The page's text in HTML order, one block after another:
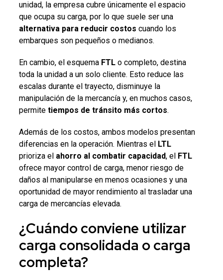
unidad, la empresa cubre únicamente el espacio
que ocupa su carga, por lo que suele ser una
alternativa para reducir costos cuando los
embarques son pequeños o medianos.
En cambio, el esquema FTLo completo, destina
toda la unidad a un solo cliente. Esto reduce las
escalas durante el trayecto, disminuye la
manipulación de la mercancía y, en muchos casos,
permite tiempos de tránsito más cortos.
Además de los costos, ambos modelos presentan
diferencias en la operación. Mientras el LTL
prioriza el ahorro al combatir capacidad, el FTL
ofrece mayor control de carga, menor riesgo de
daños al manipularse en menos ocasiones y una
oportunidad de mayor rendimiento al trasladar una
carga de mercancías elevada.
¿Cuándo conviene utilizar
carga consolidada ocarga
completa?